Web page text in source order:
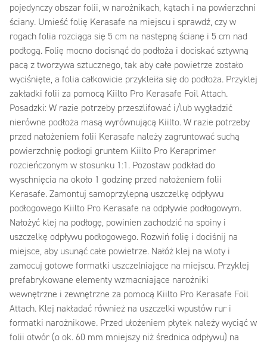
pojedynczy obszar folii, w narożnikach, kątach i na powierzchni
ściany. Umieść folię Kerasafe na miejscu i sprawdź, czy w
rogach folia rozciąga się 5 cm na następną ścianę i 5 cm nad
podłogą. Folię mocno docisnąć do podłoża i dociskać sztywną
pacą z tworzywa sztucznego, tak aby całe powietrze zostało
wyciśnięte, a folia całkowicie przykleiła się do podłoża. Przyklej
zakładki folii za pomocą Kiilto Pro Kerasafe Foil Attach.
Posadzki: W razie potrzeby przeszlifować i/lub wygładzić
nierówne podłoża masą wyrównującą Kiilto. W razie potrzeby
przed nałożeniem folii Kerasafe należy zagruntować suchą
powierzchnię podłogi gruntem Kiilto Pro Keraprimer
rozcieńczonym w stosunku 1:1. Pozostaw podkład do
wyschnięcia na około 1 godzinę przed nałożeniem folii
Kerasafe. Zamontuj samoprzylepną uszczelkę odpływu
podłogowego Kiilto Pro Kerasafe na odpływie podłogowym.
Nałożyć klej na podłogę, powinien zachodzić na spoiny i
uszczelkę odpływu podłogowego. Rozwiń folię i dociśnij na
miejsce, aby usunąć całe powietrze. Nałóż klej na wloty i
zamocuj gotowe formatki uszczelniające na miejscu. Przyklej
prefabrykowane elementy wzmacniające narożniki
wewnętrzne i zewnętrzne za pomocą Kiilto Pro Kerasafe Foil
Attach. Klej nakładać również na uszczelki wpustów rur i
formatki narożnikowe. Przed ułożeniem płytek należy wyciąć w
folii otwór (o ok. 60 mm mniejszy niż średnica odpływu) na